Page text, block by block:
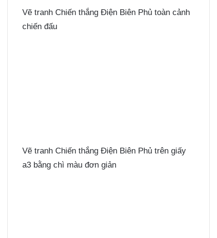
Vẽ tranh Chiến thắng Điện Biên Phủ toàn cảnh
chiến đấu
Vẽ tranh Chiến thắng Điện Biên Phủ trên giấy
a3 bằng chì màu đơn giản